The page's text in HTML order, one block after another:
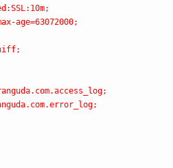
age=63072000;